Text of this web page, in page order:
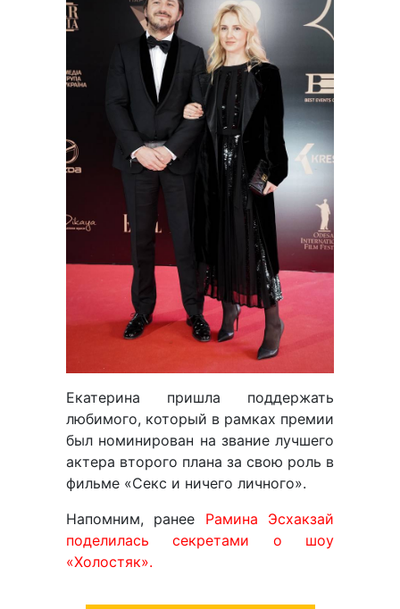
Екатерина пришла поддержать
любимого, который в рамках премии
был номинирован на звание лучшего
актера второго плана за свою роль в
фильме «Секс и ничего личного».
Напомним, ранее Рамина Эсхакзай
поделилась секретами о шоу
«Холостяк».